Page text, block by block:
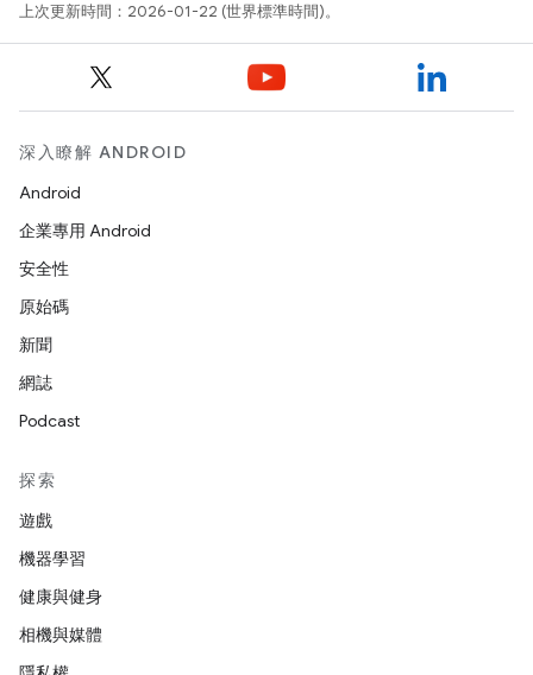
上次更新時間：2026-01-22 (世界標準時間)。
深入瞭解 ANDROID
Android
企業專用 Android
安全性
原始碼
新聞
網誌
Podcast
探索
遊戲
機器學習
健康與健身
相機與媒體